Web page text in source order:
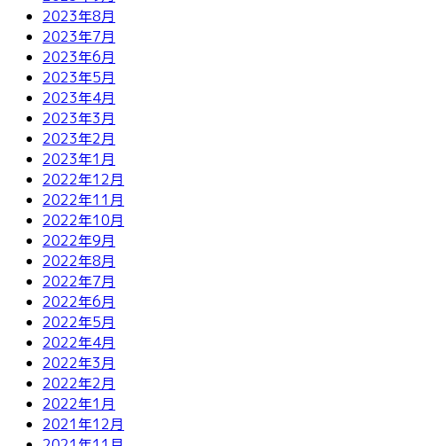
2023年8月
2023年7月
2023年6月
2023年5月
2023年4月
2023年3月
2023年2月
2023年1月
2022年12月
2022年11月
2022年10月
2022年9月
2022年8月
2022年7月
2022年6月
2022年5月
2022年4月
2022年3月
2022年2月
2022年1月
2021年12月